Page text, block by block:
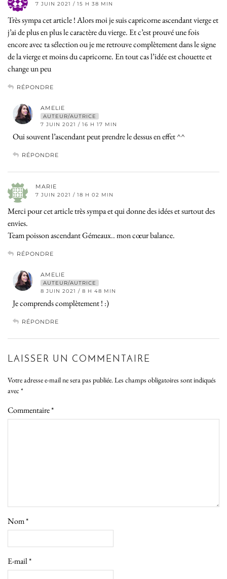
7 JUIN 2021 / 15 H 38 MIN
Très sympa cet article ! Alors moi je suis capricorne ascendant vierge et
j’ai de plus en plus le caractère du vierge. Et c’est prouvé une fois
encore avec ta sélection ou je me retrouve complètement dans le signe
de la vierge et moins du capricorne. En tout cas l’idée est chouette et
change un peu
RÉPONDRE
AMELIE
AUTEUR/AUTRICE
7 JUIN 2021 / 16 H 17 MIN
Oui souvent l’ascendant peut prendre le dessus en effet ^^
RÉPONDRE
MARIE
7 JUIN 2021 / 18 H 02 MIN
Merci pour cet article très sympa et qui donne des idées et surtout des
envies.
Team poisson ascendant Gémeaux.. mon cœur balance.
RÉPONDRE
AMELIE
AUTEUR/AUTRICE
8 JUIN 2021 / 8 H 48 MIN
Je comprends complètement ! :)
RÉPONDRE
LAISSER UN COMMENTAIRE
Votre adresse e-mail ne sera pas publiée.Les champs obligatoires sont indiqués
avec *
Commentaire*
Nom*
E-mail*